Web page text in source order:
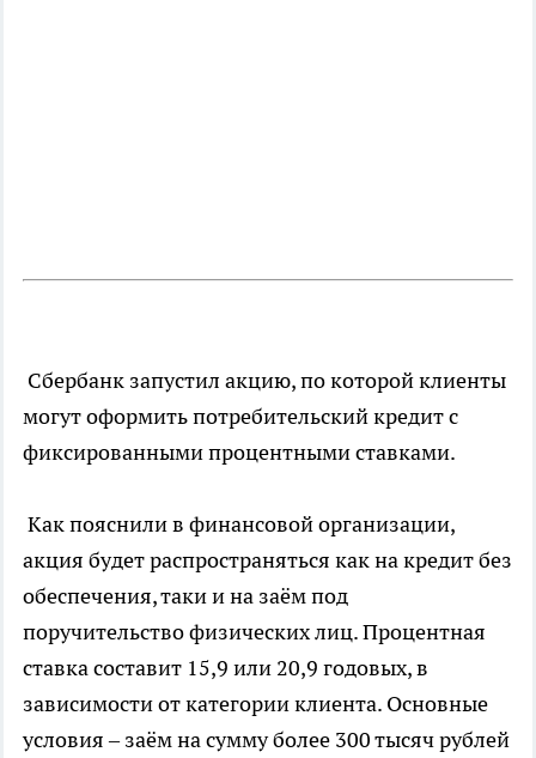
Сбербанк запустил акцию, по которой клиенты
могут оформить потребительский кредит с
фиксированными процентными ставками.
Как пояснили в финансовой организации,
акция будет распространяться как на кредит без
обеспечения, таки и на заём под
поручительство физических лиц. Процентная
ставка составит 15,9 или 20,9 годовых, в
зависимости от категории клиента. Основные
условия – заём на сумму более 300 тысяч рублей